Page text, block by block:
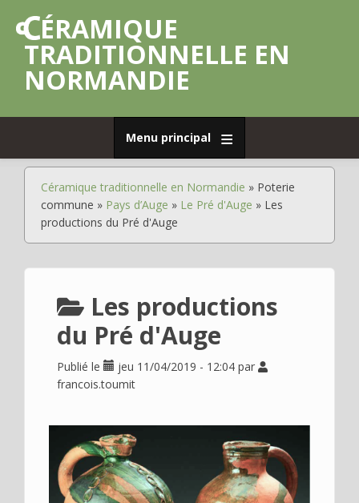
contenu
principal
CÉRAMIQUE
TRADITIONNELLE EN
NORMANDIE
Menu principal
Déplier
Poterie
Déplier
Poterie
Déplier
Faïence
Déplier
Porcelaine
Déplier
Usage
Déplier
Fil
d'Ariane
Céramique traditionnelle en Normandie
Poterie
commune
Pays d’Auge Le Pré d'Auge
Les
productions du Pré d'Auge
Les productions
du Pré d'Auge
Publié le jeu 11/04/2019 - 12:04 par
francois.toumit